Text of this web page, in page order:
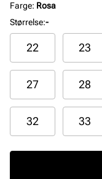
Farge: Rosa
Størrelse:-
22 23
27 28
32 33